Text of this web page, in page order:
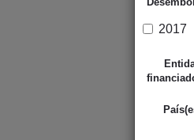
2017